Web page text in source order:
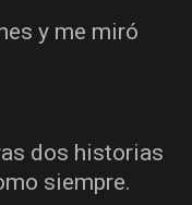
y me miró
dos historias
siempre.